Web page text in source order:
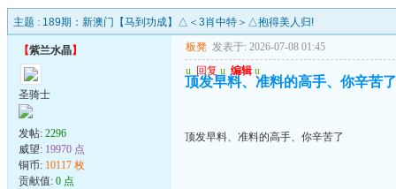
主题 : 189期：新澳门【马到功成】△＜3肖中特＞△抱得美人归!
【紫兰水晶】
圣骑士
发帖: 2296
威望: 19970 点
铜币: 10117 枚
贡献值: 0 点
板凳 发表于: 2026-07-08 01:45
u 回复 u 编辑 u
顶发早料、准料的高手、你辛苦了
顶发早料、准料的高手、你辛苦了